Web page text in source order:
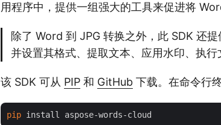
用程序中，提供一组强大的工具来促进将
除了 Word 到 JPG 转换之外，此 SDK 还
并设置其格式、提取文本、应用水印、执行
该 SDK 可从 PIP 和 GitHub 下载。在命令行
pip